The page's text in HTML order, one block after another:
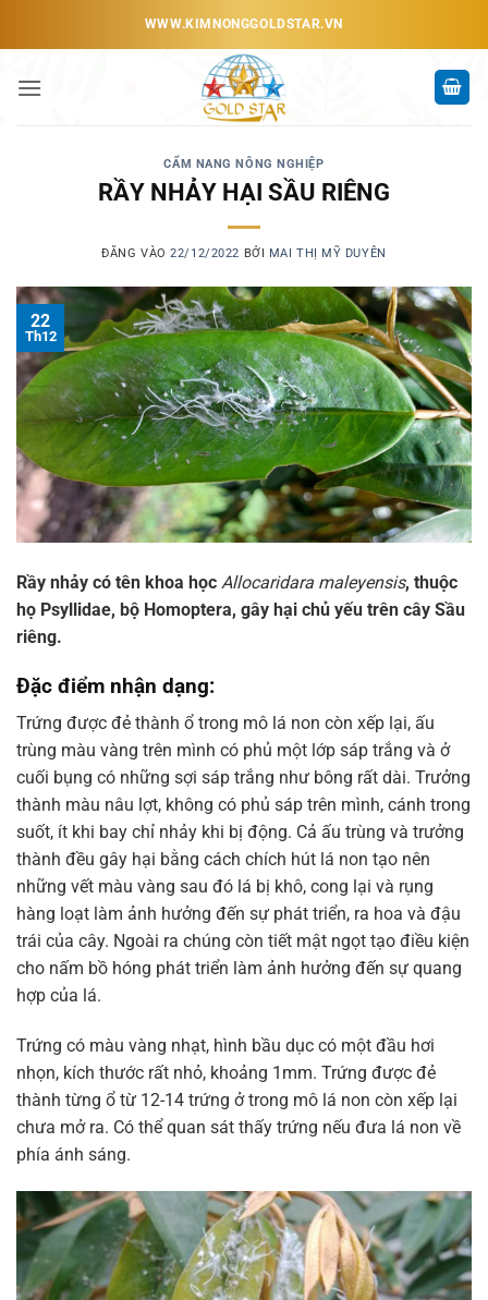
dung
WWW.KIMNONGGOLDSTAR.VN
CẨM NANG NÔNG NGHIỆP
RẦY NHẢY HẠI SẦU RIÊNG
ĐĂNG VÀO22/12/2022 BỞI MAI THỊ MỸ DUYÊN
22
Th12
Rầy nhảy có tên khoa học Allocaridara maleyensis, thuộc
họ Psyllidae, bộ Homoptera, gây hại chủ yếu trên cây Sầu
riêng.
Đặc điểm nhận dạng:
Trứng được đẻ thành ổ trong mô lá non còn xếp lại, ấu
trùng màu vàng trên mình có phủ một lớp sáp trắng và ở
cuối bụng có những sợi sáp trắng như bông rất dài. Trưởng
thành màu nâu lợt, không có phủ sáp trên mình, cánh trong
suốt, ít khi bay chỉ nhảy khi bị động. Cả ấu trùng và trưởng
thành đều gây hại bằng cách chích hút lá non tạo nên
những vết màu vàng sau đó lá bị khô, cong lại và rụng
hàng loạt làm ảnh hưởng đến sự phát triển, ra hoa và đậu
trái của cây. Ngoài ra chúng còn tiết mật ngọt tạo điều kiện
cho nấm bồ hóng phát triển làm ảnh hưởng đến sự quang
hợp của lá.
Trứng có màu vàng nhạt, hình bầu dục có một đầu hơi
nhọn, kích thước rất nhỏ, khoảng 1mm. Trứng được đẻ
thành từng ổ từ 12-14 trứng ở trong mô lá non còn xếp lại
chưa mở ra. Có thể quan sát thấy trứng nếu đưa lá non về
phía ánh sáng.